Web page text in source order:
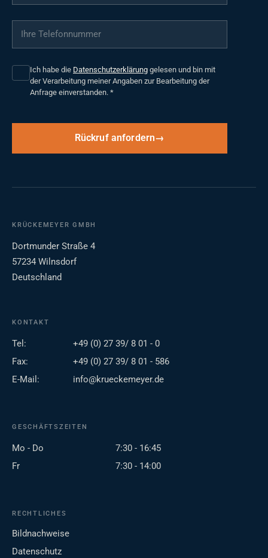
Ihre Telefonnummer
Ich habe die Datenschutzerklärung gelesen und bin mit
der Verarbeitung meiner Angaben zur Bearbeitung der
Anfrage einverstanden. *
Rückruf anfordern
KRÜCKEMEYER GMBH
Dortmunder Straße 4
57234 Wilnsdorf
Deutschland
KONTAKT
Tel:
+49 (0) 27 39/ 8 01 - 0
Fax:
+49 (0) 27 39/ 8 01 - 586
E-Mail:
info@krueckemeyer.de
GESCHÄFTSZEITEN
Mo - Do
7:30 - 16:45
Fr
7:30 - 14:00
RECHTLICHES
Bildnachweise
Datenschutz